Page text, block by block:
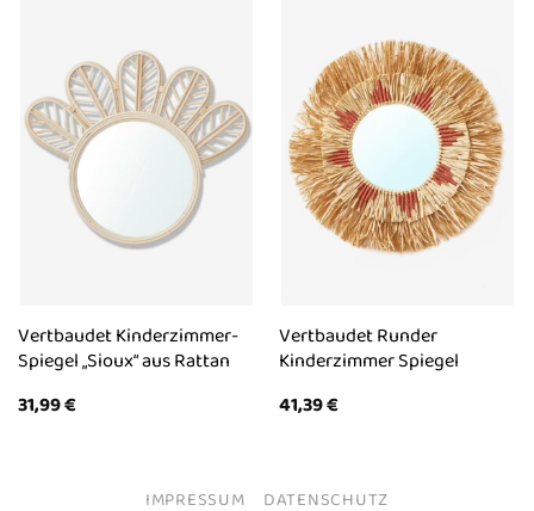
Vertbaudet Kinderzimmer-
Spiegel „Sioux“ aus Rattan
31,99€
Vertbaudet Runder
Kinderzimmer Spiegel
41,39€
IMPRESSUM DATENSCHUTZ